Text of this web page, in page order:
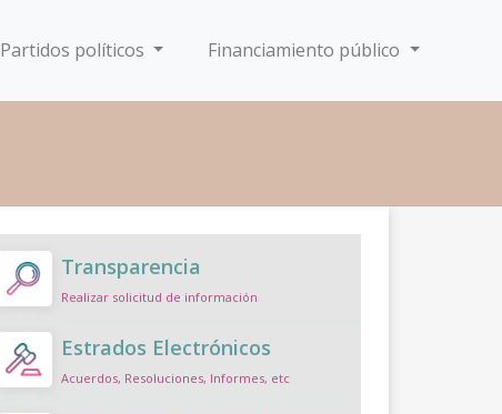
Partidos políticos Financiamiento público
Transparencia
Realizar solicitud de información
Estrados Electrónicos
Acuerdos, Resoluciones, Informes, etc